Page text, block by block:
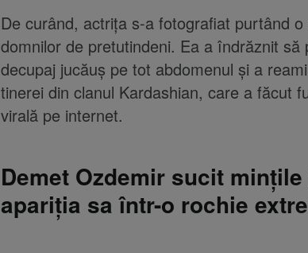
De curând, actrița s-a fotografiat purtând
domnilor de pretutindeni. Ea a îndrăznit să
decupaj jucăuș pe tot abdomenul și a
tinerei din clanul Kardashian, care a făcut
virală pe internet.
Demet Ozdemir sucit
apariția sa într-o rochie